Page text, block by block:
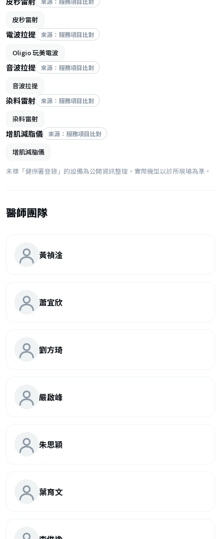
皮秒雷射
電波拉提 來源：服務項目比對
Oligio 玩美電波
音波拉提 來源：服務項目比對
音波拉提
染料雷射 來源：服務項目比對
染料雷射
增肌減脂儀 來源：服務項目比對
增肌減脂儀
未標「健保署登錄」的設備為公開資訊整理，實際機型以診所現場為準。
醫師團隊
黃禎淦
蕭宜欣
劉方琦
嚴啟峰
朱思穎
葉育文